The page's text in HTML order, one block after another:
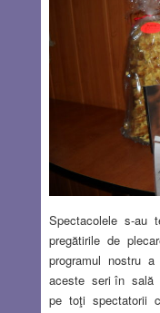
Spectacolele s-au
pregătirile de
programul nostru
aceste seri în sală
pe toţi spectatorii